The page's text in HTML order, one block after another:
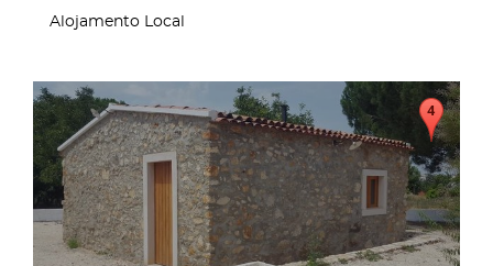
Alojamento Local
page